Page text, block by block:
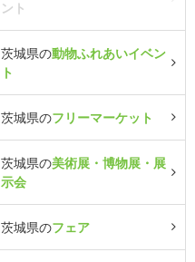
ント
茨城県の動物ふれあいイベン
ト
茨城県のフリーマーケット
茨城県の美術展・博物展・展
示会
茨城県のフェア